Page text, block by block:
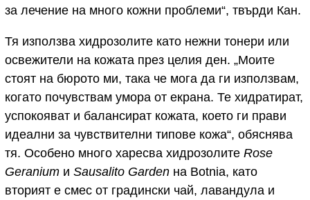
за лечение на много кожни проблеми“, твърди Кан.
Тя използва хидрозолите като нежни тонери или
освежители на кожата през целия ден. „Моите
стоят на бюрото ми, така че мога да ги използвам,
когато почувствам умора от екрана. Те хидратират,
успокояват и балансират кожата, което ги прави
идеални за чувствителни типове кожа“, обяснява
тя. Особено много харесва хидрозолите Rose
Geranium и Sausalito Garden на Botnia, като
вторият е смес от градински чай, лавандула и